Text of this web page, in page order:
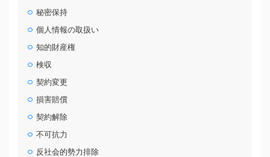
秘密保持
個人情報の取扱い
知的財産権
検収
契約変更
損害賠償
契約解除
不可抗力
反社会的勢力排除